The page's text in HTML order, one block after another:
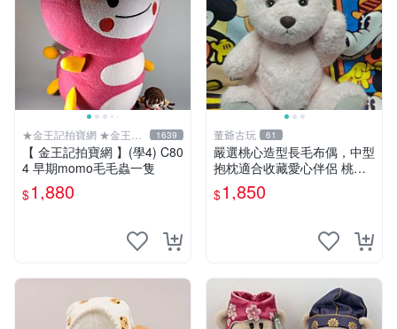
★金王記拍寶網 ★金王記
拍寶趣
1639
【 金王記拍寶網 】(學4) C80
4 早期momo毛毛蟲一隻
$1,880
董爺古玩 61
嚴選桃心造型長毛布偶，中型
抱枕適合收藏愛心伴侶 桃心
抱枕 布娃娃 猛咬布偶
$1,850